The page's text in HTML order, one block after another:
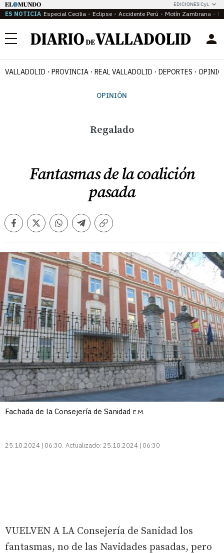
EDICIONES CyL
ES NOTICIA Especial Cecilia Eclipse Accidente Perú Motín Zambrana
Menú
VALLADOLID PROVINCIA REAL VALLADOLID DEPORTES
OPINIÓN
Regalado
Fantasmas de la coalición
pasada
FacebookTwitterWhatsappTelegramCopiar
Fachada de la Consejería de Sanidad E.M.
25.10.2024 | 06:30 Actualizado: 25.10.2024 | 06:30
VUELVEN A LA Consejería de Sanidad los
fantasmas, no de las Navidades pasadas, pero